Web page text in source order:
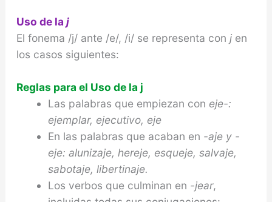
Uso de la j
El fonema /j/ ante /e/, /i/ se representa con j en
los casos siguientes:
Reglas para el Uso de la j
Las palabras que empiezan con eje-:
ejemplar, ejecutivo, eje
En las palabras que acaban en -aje y -
eje: alunizaje, hereje, esqueje, salvaje,
sabotaje, libertinaje.
Los verbos que culminan en -jear,